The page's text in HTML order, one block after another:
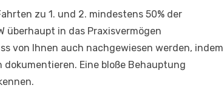
zu 1. und 2. mindestens 50% der
überhaupt in das Praxisvermögen
von Ihnen auch nachgewiesen werden, indem
Eine bloße Behauptung